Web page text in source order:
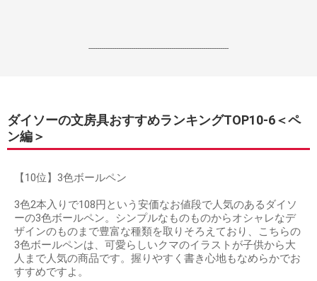
------------------------------------------------------------------
ダイソーの文房具おすすめランキングTOP10-6＜ペ
ン編＞
【10位】3色ボールペン
3色2本入りで108円という安価なお値段で人気のあるダイソ
ーの3色ボールペン。シンプルなものものからオシャレなデ
ザインのものまで豊富な種類を取りそろえており、こちらの
3色ボールペンは、可愛らしいクマのイラストが子供から大
人まで人気の商品です。握りやすく書き心地もなめらかでお
すすめですよ。